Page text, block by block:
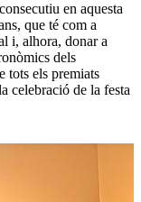
en aquesta
que té com a
i, alhora, donar a
dels
tots els premiats
celebració de la festa